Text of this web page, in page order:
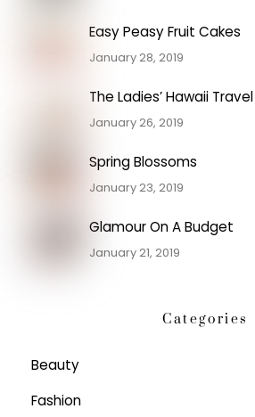
Easy Peasy Fruit Cakes
January 28, 2019
The Ladies’ Hawaii
January 26, 2019
Spring Blossoms
January 23, 2019
Glamour On A Budget
January 21, 2019
Categories
Beauty
Fashion